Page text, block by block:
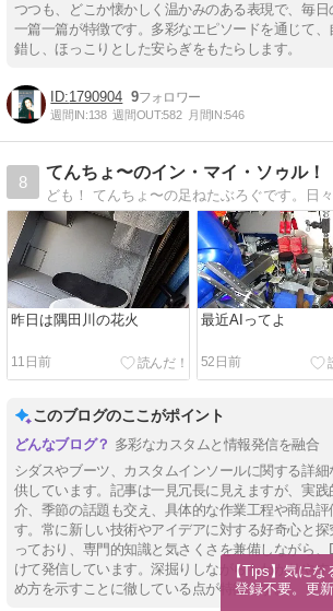
つつも、どこか懐かしく温かみのある表現で、毎
一篇一篇が特徴です。多彩なエピソードを通じて
錯し、ほっこりとした安らぎをもたらします。
1790904 9
週間IN:138 週間OUT:582 月間IN:546
8
てんちょ〜のイン・マイ・ソゥル！
昨日は隅田川の花火
11日前
最近AIってよ
52日前
このブログのここがポイント
多彩なカスタムと情報発信を融合
シダスやブーツ、カスタムインソールに関する詳
供しています。記事は一見冗長に見えますが、実
介、季節の話題も交え、具体的な作業工程や商品評
す。常に新しい技術やアイデアに対する好奇心と
っており、専門的知識と気さくさを兼備しながら
けて発信しています。深掘りしながらもわかりやす
め方を示すことに徹している点が特徴です。
【Tips】気にな
登録不要。更